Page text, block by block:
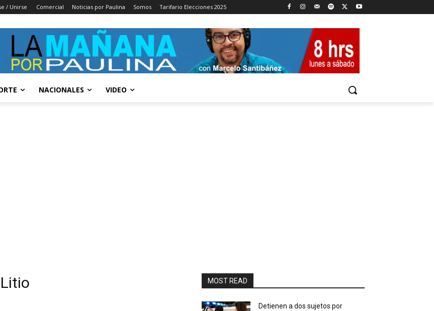
/ Unirse Comercial Noticias por Paulina Somos Tarifario Elecciones 2025
NACIONALES VIDEO
MOST READ
Detienen a dos sujetos por